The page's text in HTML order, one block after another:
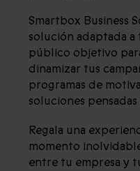
Smartbox Business
solución adaptada a
público objetivo
dinamizar tus
programas de
soluciones
Regala una
momento
entre tu empresa y